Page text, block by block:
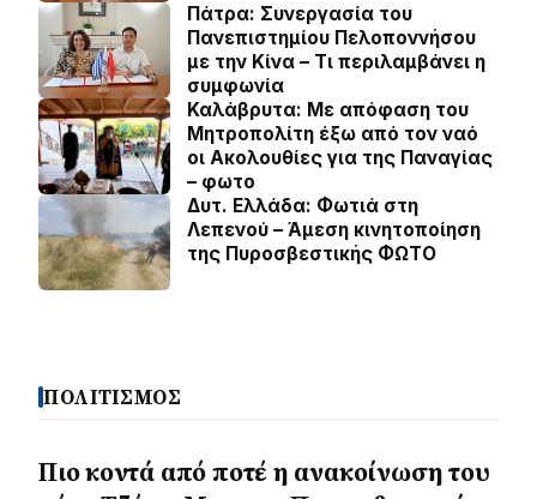
Πάτρα: Συνεργασία του
Πανεπιστημίου Πελοποννήσου
με την Κίνα – Τι περιλαμβάνει η
συμφωνία
Καλάβρυτα: Με απόφαση του
Μητροπολίτη έξω από τον ναό
οι Ακολουθίες για της Παναγίας
– φωτο
Δυτ. Ελλάδα: Φωτιά στη
Λεπενού – Άμεση κινητοποίηση
της Πυροσβεστικής ΦΩΤΟ
ΠΟΛΙΤΙΣΜΟΣ
Πιο κοντά από ποτέ η ανακοίνωση του